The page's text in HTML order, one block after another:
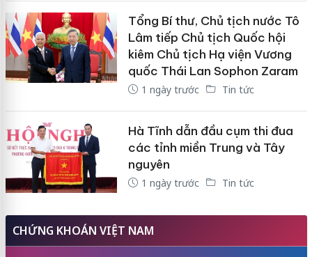
Tổng Bí thư, Chủ tịch nước Tô
Lâm tiếp Chủ tịch Quốc hội
kiêm Chủ tịch Hạ viện Vương
quốc Thái Lan Sophon Zaram
1 ngày trước Tin tức
Hà Tĩnh dẫn đầu cụm thi đua
các tỉnh miền Trung và Tây
nguyên
1 ngày trước Tin tức
CHỨNG KHOÁN VIỆT NAM